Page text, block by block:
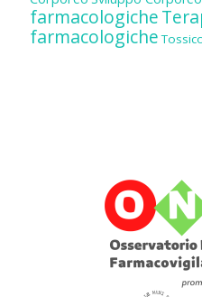
farmacologiche
farmacologiche